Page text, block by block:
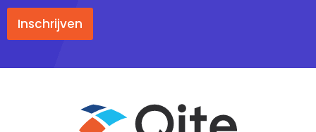
Inschrijven